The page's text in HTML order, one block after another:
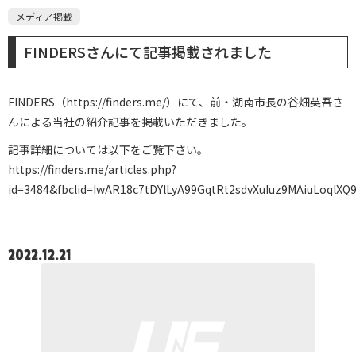
メディア掲載
FINDERSさんにて記事掲載されました
FINDERS（https://finders.me/）にて、前・湖南市長の谷畑英吾さ
んによる当社の紹介記事を掲載いただきました。
記事詳細については以下をご覧下さい。
https://finders.me/articles.php?
2022.12.21